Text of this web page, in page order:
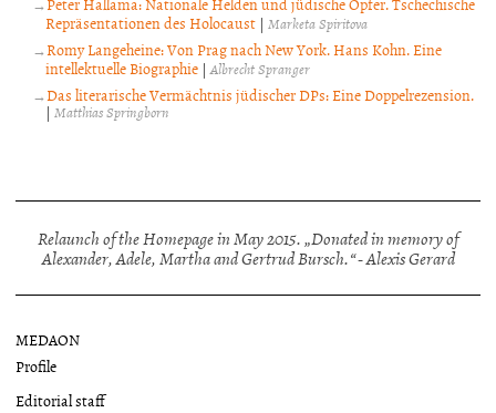
Repräsentationen des Holocaust | Marketa Spiritova
Romy Langeheine: Von Prag nach New York. Hans Kohn. Eine
intellektuelle Biographie |Albrecht Spranger
Das literarische Vermächtnis jüdischer DPs: Eine Doppelrezension.
| Matthias Springborn
Relaunch of the Homepage in May 2015. „Donated in memory of
Alexander, Adele, Martha and Gertrud Bursch.“ - Alexis Gerard
MEDAON
Profile
Editorial staff